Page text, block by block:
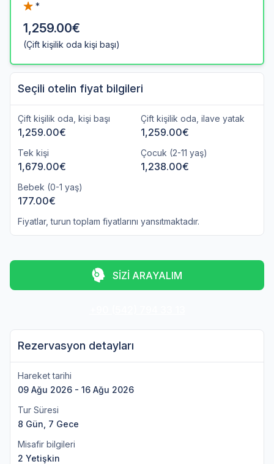
*
1,259.00€
(Çift kişilik oda kişi başı)
Seçili otelin fiyat bilgileri
Çift kişilik oda, kişi başı
1,259.00€
Çift kişilik oda, ilave yatak
1,259.00€
Tek kişi
1,679.00€
Çocuk (2-11 yaş)
1,238.00€
Bebek (0-1 yaş)
177.00€
Fiyatlar, turun toplam fiyatlarını yansıtmaktadır.
SİZİ ARAYALIM
Rezervasyon detayları
Hareket tarihi
09 Ağu 2026 - 16 Ağu 2026
Tur Süresi
8 Gün, 7 Gece
Misafir bilgileri
2 Yetişkin